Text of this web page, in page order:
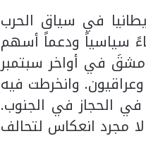
عسكرياً مع بريطانيا في سياق الحرب
سياسياً ودعماً أسهم
في أواخر سبتمبر
وعراقيون. وانخرطت فيه
في الحجاز في الجنوب.
مجرد انعكاس لتحالف